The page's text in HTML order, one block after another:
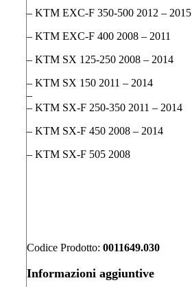
– KTM EXC-F 350-500 2012 – 2015
– KTM EXC-F 400 2008 – 2011
– KTM SX 125-250 2008 – 2014
– KTM SX 150 2011 – 2014
–
– KTM SX-F 250-350 2011 – 2014
– KTM SX-F 450 2008 – 2014
– KTM SX-F 505 2008
Codice Prodotto: 0011649.030
Informazioni aggiuntive